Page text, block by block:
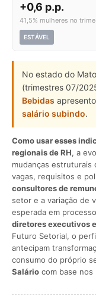
+0,6 p.p.
41,5% mulheres no
ESTÁVEL
No estado do
(trimestres 07/
Bebidas
salário subindo.
Como usar esses
regionais de RH, a
mudanças estruturais
vagas, requisitos e
consultores de
setor e a variação de
esperada em
diretores executivos
Futuro Setorial, o
antecipam
consumo do próprio
Salário com base nos